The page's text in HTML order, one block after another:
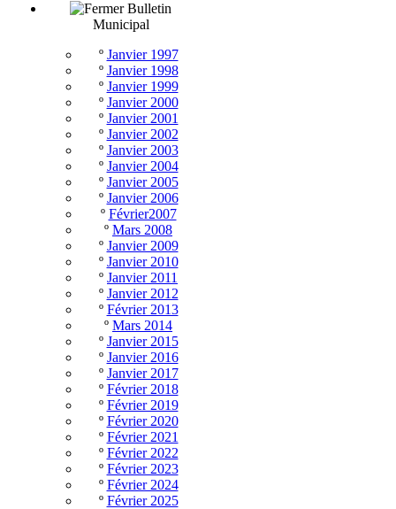
Bulletin
Municipal
º Janvier 1997
º Janvier 1998
º Janvier 1999
º Janvier 2000
º Janvier 2001
º Janvier 2002
º Janvier 2003
º Janvier 2004
º Janvier 2005
º Janvier 2006
º Février2007
º Mars 2008
º Janvier 2009
º Janvier 2010
º Janvier 2011
º Janvier 2012
º Février 2013
º Mars 2014
º Janvier 2015
º Janvier 2016
º Janvier 2017
º Février 2018
º Février 2019
º Février 2020
º Février 2021
º Février 2022
º Février 2023
º Février 2024
º Février 2025